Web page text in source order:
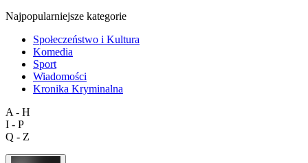
Najpopularniejsze kategorie
Społeczeństwo i Kultura
Komedia
Sport
Wiadomości
Kronika Kryminalna
A - H
I - P
Q - Z